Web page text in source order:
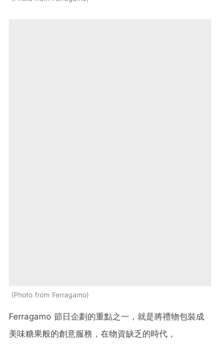
Photo from Ferragamo
Ferragamo 節日企劃的重點之一，就是將禮物包裝成
美味糖果般的創意服務，在物資缺乏的時代，